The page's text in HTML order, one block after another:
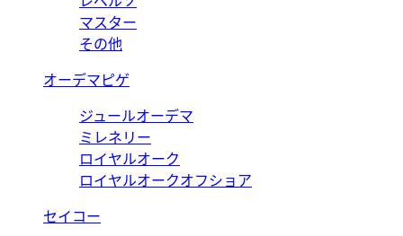
マスター
その他
オーデマピゲ
ジュールオーデマ
ミレネリー
ロイヤルオーク
ロイヤルオークオフショア
セイコー